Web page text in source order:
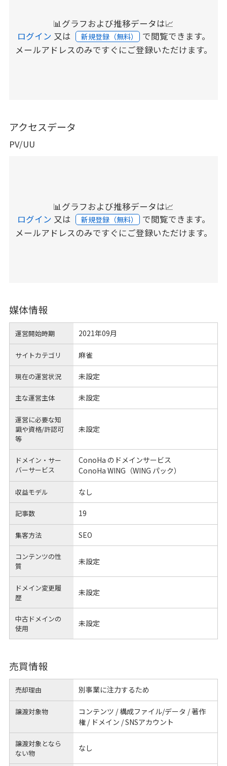
📊グラフおよび推移データは📈
ログイン 又は 新規登録（無料） で閲覧できます。
メールアドレスのみですぐにご登録いただけます。
アクセスデータ
PV/UU
📊グラフおよび推移データは📈
ログイン 又は 新規登録（無料） で閲覧できます。
メールアドレスのみですぐにご登録いただけます。
媒体情報
運営開始時期 2021年09月
サイトカテゴリ 麻雀
現在の運営状況 未設定
主な運営主体 未設定
運営に必要な知
識や資格/許認可
等
未設定
ドメイン・サー
バーサービス
ConoHa のドメインサービス
ConoHa WING（WING パック）
収益モデル なし
記事数 19
集客方法 SEO
コンテンツの性
質
未設定
ドメイン変更履
歴
未設定
中古ドメインの
使用
未設定
売買情報
売却理由 別事業に注力するため
譲渡対象物
コンテンツ / 構成ファイル/データ / 著作
権 / ドメイン / SNSアカウント
譲渡対象となら
ない物
なし